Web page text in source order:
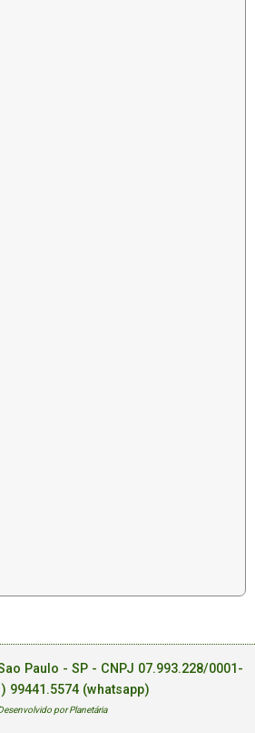
Paulo - SP - CNPJ 07.993.228/0001-
99441.5574 (whatsapp)
por Planetária